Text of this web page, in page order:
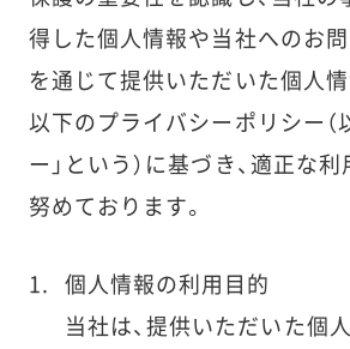
得した個人情報や当社へのお
を通じて提供いただいた個人情
以下のプライバシーポリシー（
ー」という）に基づき、適正な
努めております。
個人情報の利用目的
当社は、提供いただいた個